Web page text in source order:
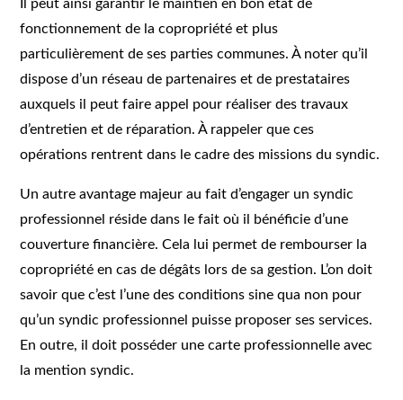
Il peut ainsi garantir le maintien en bon état de
fonctionnement de la copropriété et plus
particulièrement de ses parties communes. À noter qu’il
dispose d’un réseau de partenaires et de prestataires
auxquels il peut faire appel pour réaliser des travaux
d’entretien et de réparation. À rappeler que ces
opérations rentrent dans le cadre des missions du syndic.
Un autre avantage majeur au fait d’engager un syndic
professionnel réside dans le fait où il bénéficie d’une
couverture financière. Cela lui permet de rembourser la
copropriété en cas de dégâts lors de sa gestion. L’on doit
savoir que c’est l’une des conditions sine qua non pour
qu’un syndic professionnel puisse proposer ses services.
En outre, il doit posséder une carte professionnelle avec
la mention syndic.